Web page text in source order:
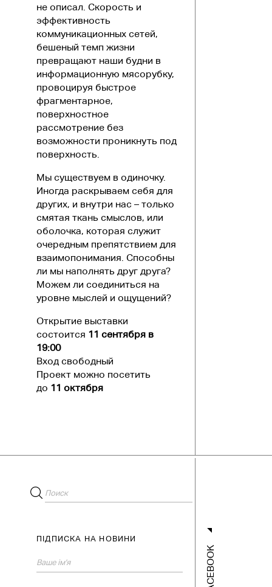
не описал. Скорость и
эффективность
коммуникационных сетей,
бешеный темп жизни
превращают наши будни в
информационную мясорубку,
провоцируя быстрое
фрагментарное,
поверхностное
рассмотрение без
возможности проникнуть под
поверхность.
Мы существуем в одиночку.
Иногда раскрываем себя для
других, и внутри нас – только
смятая ткань смыслов, или
оболочка, которая служит
очередным препятствием для
взаимопонимания. Способны
ли мы наполнять друг друга?
Можем ли соединиться на
уровне мыслей и ощущений?
Открытие выставки
состоится 11 сентября в
19:00
Вход свободный
Проект можно посетить
до 11 октября
ПІДПИСКА НА НОВИНИ
FACEBOOK